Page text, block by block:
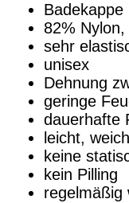
82%
sehr
unisex
Dehnung
geringe
dauerhafte
leicht,
keine
kein Pilling
regelmäßig